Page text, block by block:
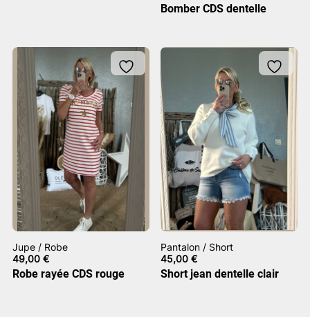
Bomber CDS dentelle
Jupe / Robe
49,00 €
Robe rayée CDS rouge
Pantalon / Short
45,00€
Short jean dentelle clair